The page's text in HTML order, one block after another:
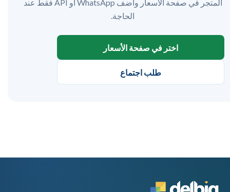
المتجر في صفحة الأسعار وأضف WhatsApp أو API فقط عند
الحاجة.
اختر في صفحة الأسعار
طلب اجتماع